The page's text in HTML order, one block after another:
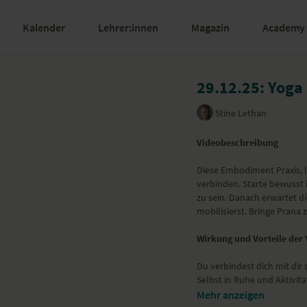
Kalender Lehrer:innen Magazin Academy
29.12.25:
Stine Lethan
Videobeschreibung
Diese Embodiment
verbinden. Starte bewusst
zu sein. Danach erwartet
mobilisierst. Bringe Prana
Wirkung und Vorteile der
Du verbindest dich mit dir
Selbst in Ruhe und
gesamten Körper fließen.
Mehr anzeigen